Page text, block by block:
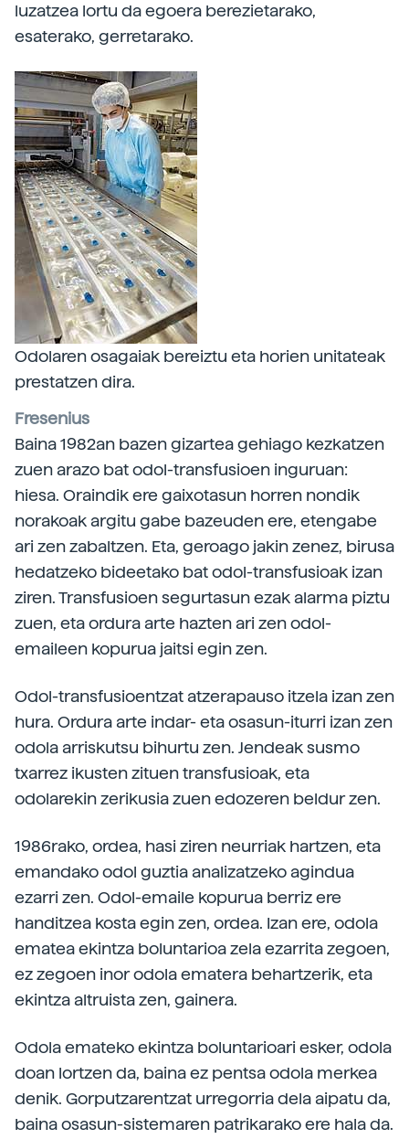
luzatzea lortu da egoera berezietarako,
esaterako, gerretarako.
Odolaren osagaiak bereiztu eta horien unitateak
prestatzen dira.
Fresenius
Baina 1982an bazen gizartea gehiago kezkatzen
zuen arazo bat odol-transfusioen inguruan:
hiesa. Oraindik ere gaixotasun horren nondik
norakoak argitu gabe bazeuden ere, etengabe
ari zen zabaltzen. Eta, geroago jakin zenez, birusa
hedatzeko bideetako bat odol-transfusioak izan
ziren. Transfusioen segurtasun ezak alarma piztu
zuen, eta ordura arte hazten ari zen odol-
emaileen kopurua jaitsi egin zen.
Odol-transfusioentzat atzerapauso itzela izan zen
hura. Ordura arte indar- eta osasun-iturri izan zen
odola arriskutsu bihurtu zen. Jendeak susmo
txarrez ikusten zituen transfusioak, eta
odolarekin zerikusia zuen edozeren beldur zen.
1986rako, ordea, hasi ziren neurriak hartzen, eta
emandako odol guztia analizatzeko agindua
ezarri zen. Odol-emaile kopurua berriz ere
handitzea kosta egin zen, ordea. Izan ere, odola
ematea ekintza boluntarioa zela ezarrita zegoen,
ez zegoen inor odola ematera behartzerik, eta
ekintza altruista zen, gainera.
Odola emateko ekintza boluntarioari esker, odola
doan lortzen da, baina ez pentsa odola merkea
denik. Gorputzarentzat urregorria dela aipatu da,
baina osasun-sistemaren patrikarako ere hala da.